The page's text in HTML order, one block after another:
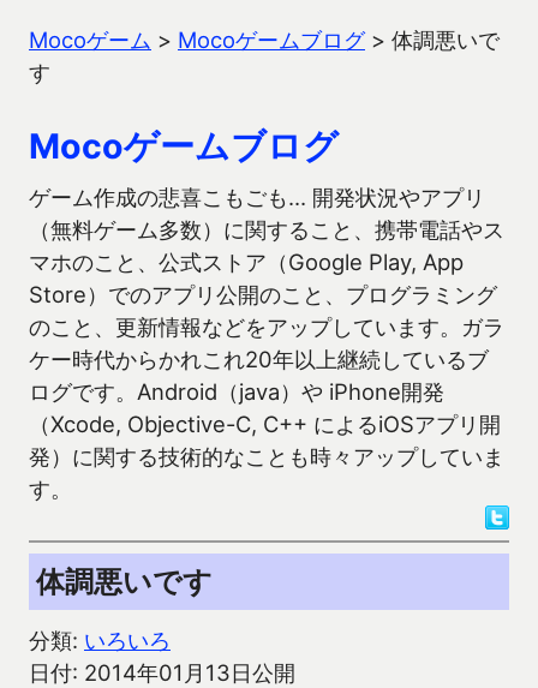
Mocoゲーム > Mocoゲームブログ> 体調悪いで
す
Mocoゲームブログ
ゲーム作成の悲喜こもごも… 開発状況やアプリ
（無料ゲーム多数）に関すること、携帯電話やス
マホのこと、公式ストア（Google Play, App
Store）でのアプリ公開のこと、プログラミング
のこと、更新情報などをアップしています。ガラ
ケー時代からかれこれ20年以上継続しているブ
ログです。Android（java）や iPhone開発
（Xcode, Objective-C, C++ によるiOSアプリ開
発）に関する技術的なことも時々アップしていま
す。
体調悪いです
分類: いろいろ
日付: 2014年01月13日公開